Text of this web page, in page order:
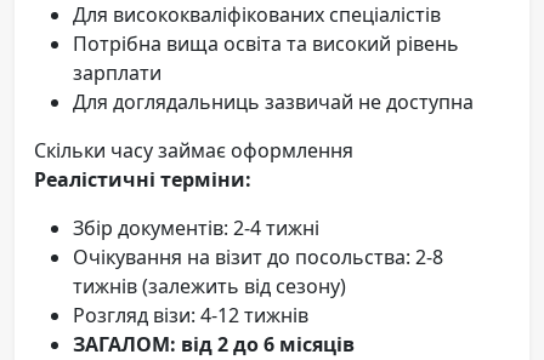
Для висококваліфікованих спеціалістів
Потрібна вища освіта та високий рівень
зарплати
Для доглядальниць зазвичай не доступна
Скільки часу займає оформлення
Реалістичні терміни:
Збір документів: 2-4 тижні
Очікування на візит до посольства: 2-8
тижнів (залежить від сезону)
Розгляд візи: 4-12 тижнів
ЗАГАЛОМ: від 2 до 6 місяців